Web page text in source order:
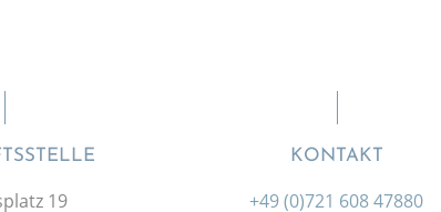
19
KONTAKT
+49 (0)721 608 47880